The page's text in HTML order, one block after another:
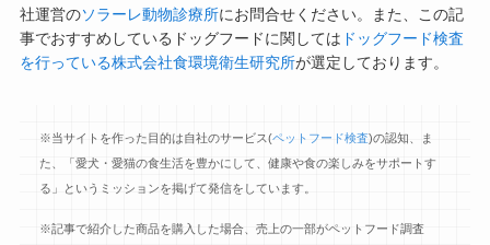
社運営のソラーレ動物診療所にお問合せください。また、この記
事でおすすめしているドッグフードに関しては ドッグフード検査
を行っている株式会社食環境衛生研究所が選定しております。
※当サイトを作った目的は自社のサービス(ペットフード検査)の認知、ま
た、「愛犬・愛猫の食生活を豊かにして、健康や食の楽しみをサポートす
る」というミッションを掲げて発信をしています。
※記事で紹介した商品を購入した場合、売上の一部がペットフード調査